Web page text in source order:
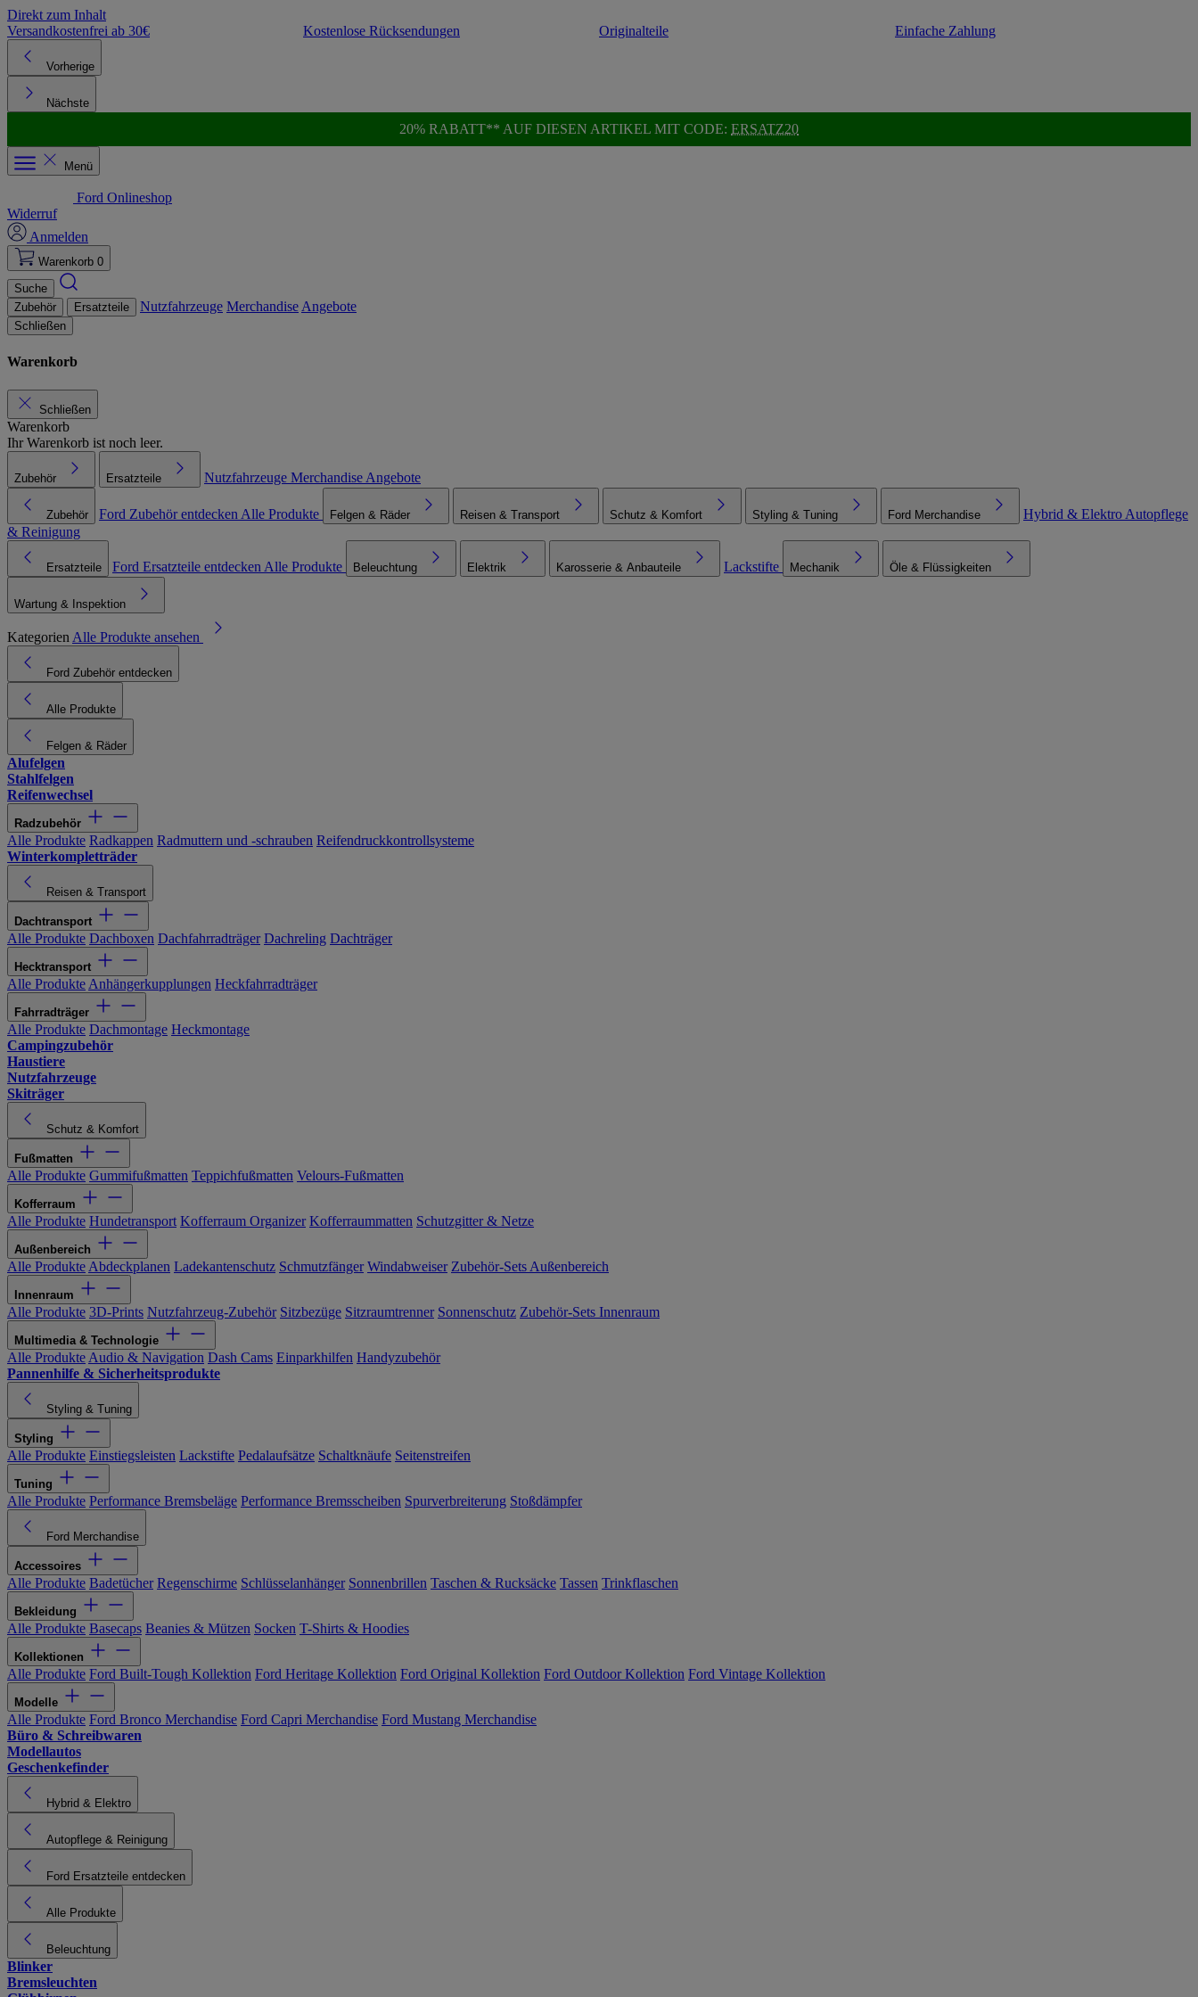
Direkt zum Inhalt
Versandkostenfrei ab 30€
Kostenlose Rücksendungen Originalteile Einfache Zahlung
Vorherige
Nächste
20% RABATT** AUF DIESEN ARTIKEL MIT CODE: ERSATZ20
Menü
Ford Onlineshop
Widerruf
Anmelden
Warenkorb 0
Suche
Zubehör
Ersatzteile Nutzfahrzeuge Merchandise Angebote
Schließen
Warenkorb
Schließen
Warenkorb
Ihr Warenkorb ist noch leer.
Zubehör Ersatzteile Nutzfahrzeuge Merchandise Angebote
Zubehör Ford Zubehör entdecken Alle Produkte Felgen & Räder Reisen & Transport Schutz & Komfort Styling & Tuning Ford Merchandise Hybrid & Elektro Autopflege
& Reinigung
Ersatzteile Ford Ersatzteile entdecken Alle Produkte Beleuchtung Elektrik Karosserie & Anbauteile Lackstifte Mechanik Öle & Flüssigkeiten
Wartung & Inspektion
Kategorien Alle Produkte ansehen
Ford Zubehör entdecken
Alle Produkte
Felgen & Räder
Alufelgen
Stahlfelgen
Reifenwechsel
Radzubehör
Alle Produkte Radkappen Radmuttern und -schrauben Reifendruckkontrollsysteme
Winterkompletträder
Reisen & Transport
Dachtransport
Alle Produkte Dachboxen Dachfahrradträger Dachreling Dachträger
Hecktransport
Alle Produkte Anhängerkupplungen Heckfahrradträger
Fahrradträger
Alle Produkte Dachmontage Heckmontage
Campingzubehör
Haustiere
Nutzfahrzeuge
Skiträger
Schutz & Komfort
Fußmatten
Alle Produkte Gummifußmatten Teppichfußmatten Velours-Fußmatten
Kofferraum
Alle Produkte Hundetransport Kofferraum Organizer Kofferraummatten Schutzgitter & Netze
Außenbereich
Alle Produkte Abdeckplanen Ladekantenschutz Schmutzfänger Windabweiser Zubehör-Sets Außenbereich
Innenraum
Alle Produkte 3D-Prints Nutzfahrzeug-Zubehör Sitzbezüge Sitzraumtrenner Sonnenschutz Zubehör-Sets Innenraum
Multimedia & Technologie
Alle Produkte Audio & Navigation Dash Cams Einparkhilfen Handyzubehör
Pannenhilfe & Sicherheitsprodukte
Styling & Tuning
Styling
Alle Produkte Einstiegsleisten Lackstifte Pedalaufsätze Schaltknäufe Seitenstreifen
Tuning
Alle Produkte Performance Bremsbeläge Performance Bremsscheiben Spurverbreiterung Stoßdämpfer
Ford Merchandise
Accessoires
Alle Produkte Badetücher Regenschirme Schlüsselanhänger Sonnenbrillen Taschen & Rucksäcke Tassen Trinkflaschen
Bekleidung
Alle Produkte Basecaps Beanies & Mützen Socken T-Shirts & Hoodies
Kollektionen
Alle Produkte Ford Built-Tough Kollektion Ford Heritage Kollektion Ford Original Kollektion Ford Outdoor Kollektion Ford Vintage Kollektion
Modelle
Alle Produkte Ford Bronco Merchandise Ford Capri Merchandise Ford Mustang Merchandise
Büro & Schreibwaren
Modellautos
Geschenkefinder
Hybrid & Elektro
Autopflege & Reinigung
Ford Ersatzteile entdecken
Alle Produkte
Beleuchtung
Blinker
Bremsleuchten